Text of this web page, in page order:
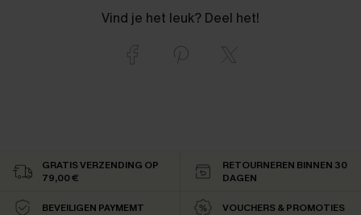
Vind je het leuk? Deel het!
GRATIS VERZENDING OP
79,00 €
RETOURNEREN BINNEN 30
DAGEN
BEVEILIGEN PAYMEMT VOUCHERS & PROMOTIES